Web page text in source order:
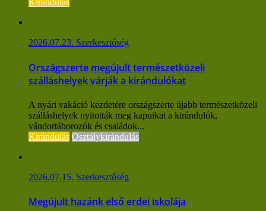
Kirándulás
2026.07.23. Szerkesztőség
Országszerte megújult természetközeli
szálláshelyek várják a kirándulókat
A nyári vakáció kezdetére országszerte újabb természetközeli
szálláshelyek nyitották meg kapuikat a kirándulók,
vándortáborozók és családok...
Kirándulás Osztálykirándulás
2026.07.15. Szerkesztőség
Megújult hazánk első erdei iskolája